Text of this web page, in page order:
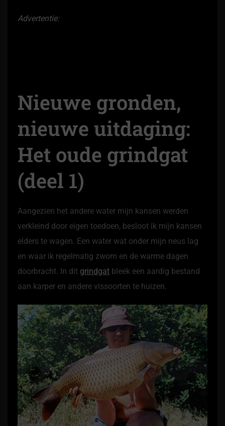
Advertentie:
Nieuwe gronden,
nieuwe uitdaging:
Het oude grindgat
(deel 1)
Aangezien het andere water mijn kansen werden
verkleind door eigen toedoen, besloot ik mijn kansen
elders te wagen. Een water wat onder mijn neus lag
en waar ik regelmatig zwom en de warme dagen
doorbracht. In dit grindgat bleek een aardig bestand
aan karper en andere vissoorten te huizen.